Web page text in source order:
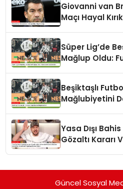
Giovanni van
Maçı Hayal
Süper Lig’de
Mağlup Oldu:
Beşiktaşlı
Mağlubiyetini
Yasa Dışı
Gözaltı Kararı
Güncel Sosyal